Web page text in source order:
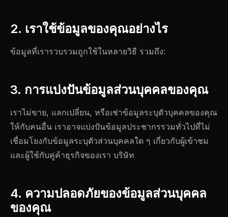
2. เราใช้ข้อมูลของคุณอย่างไร
ข้อมูลที่เรารวบรวมถูกใช้ในหลายวิธี รวมถึง:
3. การแบ่งปันข้อมูลส่วนบุคคลของคุณ
เราไม่ขาย, แลกเปลี่ยน, หรือเช่าข้อมูลระบุตัวบุคคลของคุณ
ให้กับคนอื่น เราอาจแบ่งปันข้อมูลประชากรรวมทั่วไปที่ไม่
เชื่อมโยงกับข้อมูลระบุตัวส่วนบุคคลใด ๆ เกี่ยวกับผู้เข้าชม
และผู้ใช้กับคู่ค้าธุรกิจของเรา บริษัท
4. ความปลอดภัยของข้อมูลส่วนบุคคล
ของคุณ